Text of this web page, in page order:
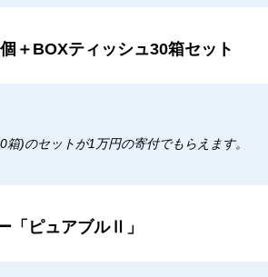
＋BOXティッシュ30箱セット
)のセットが1万円の寄付でもらえます。
「ピュアブルⅡ」